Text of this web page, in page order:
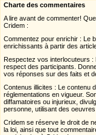
Charte des commentaires
A lire avant de commenter!
Cridem :
Commentez pour enrichir : Le
enrichissants à partir des
Respectez vos interlocuteurs :
respect des participants.
vos réponses sur des faits et
Contenus illicites : Le contenu
réglementations en vigueur.
diffamatoires ou injurieux,
personne, utilisant des
Cridem se réserve le droit de
la loi, ainsi que tout